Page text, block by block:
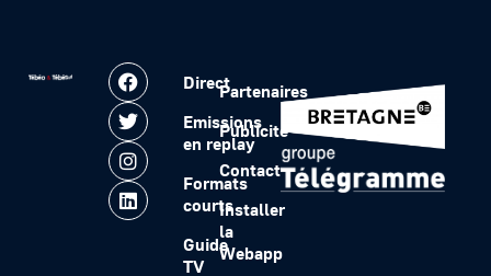
Direct
Emissions
en replay
Formats
courts
Guide
TV
Partenaires
Publicité
Contact
Installer
la
Webapp